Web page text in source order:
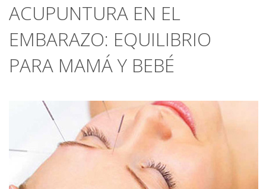
ACUPUNTURA EN EL
EMBARAZO: EQUILIBRIO
PARA MAMÁ Y BEBÉ